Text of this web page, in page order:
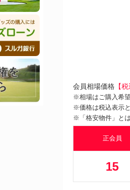
会員相場価格 【
※相場はご購入希
※価格は税込表示と
※「格安物件」と
正会員
15